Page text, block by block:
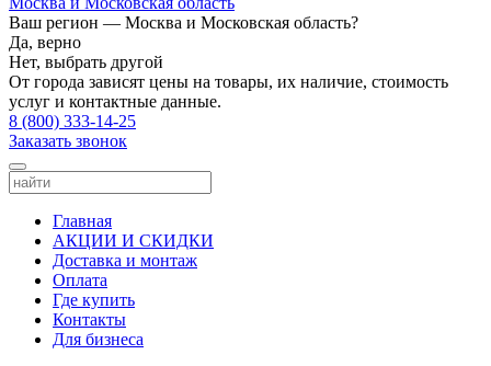
Ваш регион — Москва и Московская область?
Да, верно
Нет, выбрать другой
От города зависят цены на товары, их наличие, стоимость
услуг и контактные данные.
8 (800) 333-14-25
Заказать звонок
Главная
АКЦИИ И СКИДКИ
Доставка и монтаж
Оплата
Где купить
Контакты
Для бизнеса